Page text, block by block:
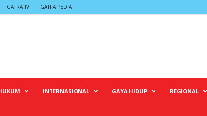
GATRA TV GATRA PEDIA
INTERNASIONAL GAYA HIDUP REGIONAL